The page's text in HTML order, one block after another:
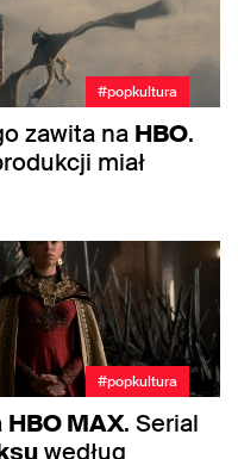
#popkultura
zawita na HBO.
miał
#popkultura
HBO MAX. Serial
według